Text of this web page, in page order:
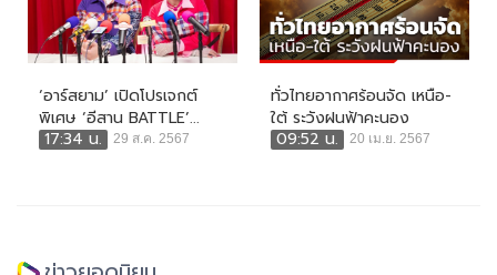
‘อาร์สยาม’ เปิดโปรเจกต์
พิเศษ ‘อีสาน BATTLE’...
17:34 น.
29 ส.ค. 2567
ทั่วไทยอากาศร้อนจัด เหนือ-
ใต้ ระวังฝนฟ้าคะนอง
09:52 น.
20 เม.ย. 2567